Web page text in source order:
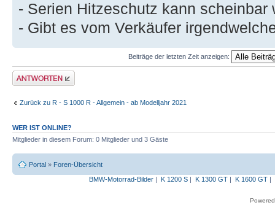
- Serien Hitzeschutz kann scheinbar
- Gibt es vom Verkäufer
Beiträge der letzten Zeit anzeigen:
Antwort erstellen
Zurück zu R - S 1000 R - Allgemein - ab Modelljahr 2021
WER IST ONLINE?
Mitglieder in diesem Forum: 0 Mitglieder und 3 Gäste
Portal » Foren-Übersicht
BMW-Motorrad-Bilder| K 1200 S| K 1300 GT| K 1600 GT|